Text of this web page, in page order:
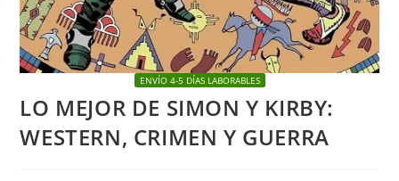
ENVÍO 4-5 DÍAS LABORABLES
LO MEJOR DE SIMON Y KIRBY:
WESTERN, CRIMEN Y GUERRA